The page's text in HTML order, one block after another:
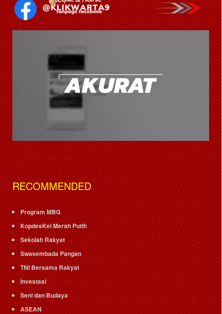
RECOMMENDED
Program MBG
KopdesKel Merah Putih
Sekolah Rakyat
Swasembada Pangan
TNI Bersama Rakyat
Investasi
Seni dan Budaya
ASEAN